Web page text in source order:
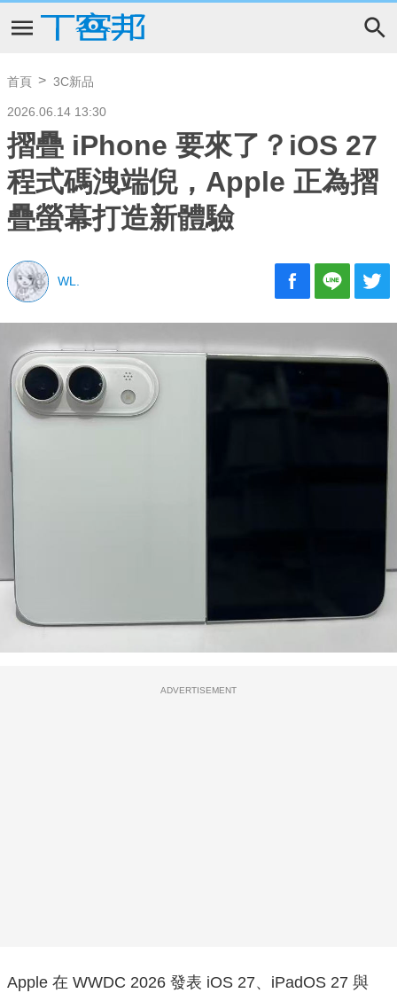
首頁 3C新品
2026.06.14 13:30
摺疊 iPhone 要來了？iOS 27
程式碼洩端倪，Apple 正為摺
疊螢幕打造新體驗
WL.
ADVERTISEMENT
Apple 在 WWDC 2026 發表 iOS 27、iPadOS 27 與